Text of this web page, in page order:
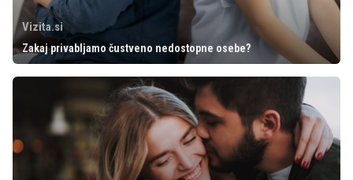
Vizita.si
Zakaj privabljamo čustveno nedostopne osebe?